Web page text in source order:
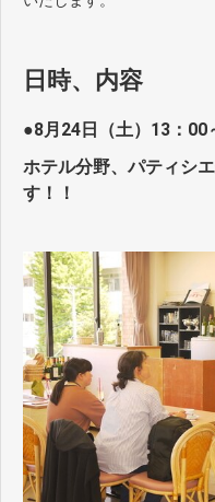
日時、内容
●8月24日（土）13：00
ホテル分野、パティシ
す！！